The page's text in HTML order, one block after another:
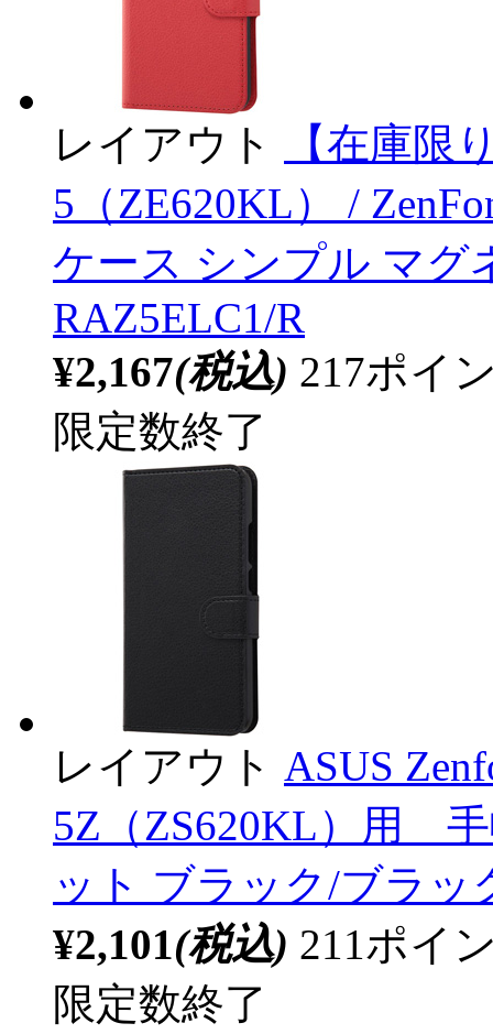
レイアウト
【在庫限
5（ZE620KL） /
ケース シンプル マグ
RAZ5ELC1/R
¥2,167(税込) 217ポイ
限定数終了
レイアウト ASUS
5Z（ZS620KL）用
ット ブラック/ブラッ
¥2,101(税込) 211ポイ
限定数終了